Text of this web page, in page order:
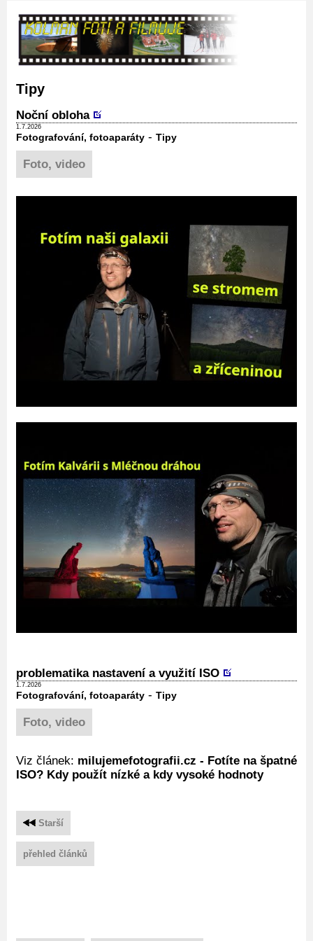
Tipy
Noční obloha
1.7.2026
Fotografování, fotoaparáty - Tipy
Foto, video
problematika nastavení a využití ISO
1.7.2026
Fotografování, fotoaparáty - Tipy
Foto, video
Viz článek: milujemefotografii.cz - Fotíte na špatné
ISO? Kdy použít nízké a kdy vysoké hodnoty
Starší
přehled článků